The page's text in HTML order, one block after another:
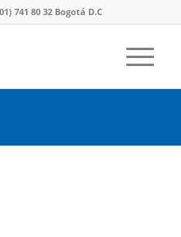
741 80 32 Bogotá D.C